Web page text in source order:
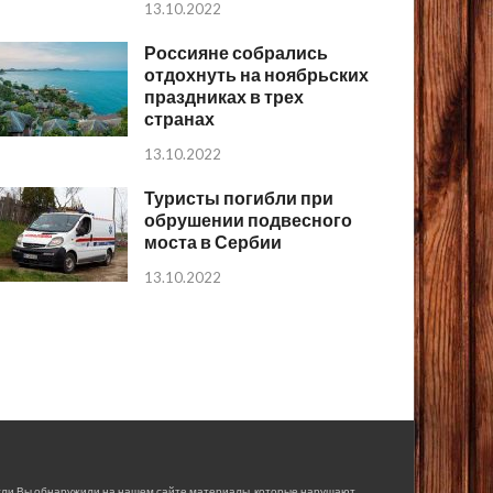
13.10.2022
Россияне собрались
отдохнуть на ноябрьских
праздниках в трех
странах
13.10.2022
Туристы погибли при
обрушении подвесного
моста в Сербии
13.10.2022